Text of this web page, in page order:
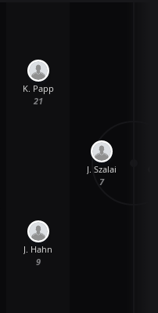
J. Hahn
9
K. Papp
21
J. Szalai
7